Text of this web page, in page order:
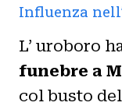
Influenza
L’ uroboro
funebre a
col busto